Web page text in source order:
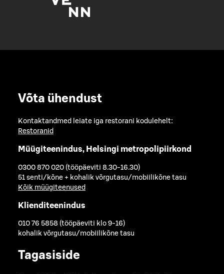
Võta ühendust
Kontaktandmed leiate iga restorani kodulehelt:
Restoranid
Müügiteenindus, Helsingi metropolipiirkond
0300 870 020 (tööpäeviti 8.30-16.30)
51 senti/kõne + kohalik võrgutasu/mobiilikõne tasu
Kõik müügiteenused
Klienditeenindus
010 76 5858 (tööpäeviti klo 9-16)
kohalik võrgutasu/mobiilikõne tasu
Tagasiside